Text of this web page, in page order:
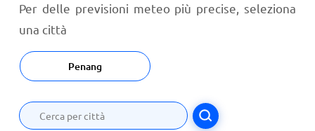
Per delle previsioni meteo più precise, seleziona
una città
Penang